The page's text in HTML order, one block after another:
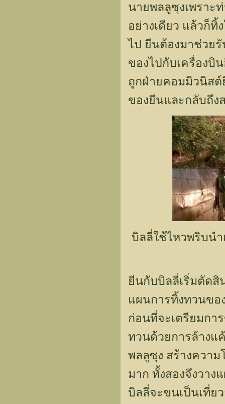
นายพลลูซุงเพราะ
อย่างเดียว แล้วก็
ไป ยีนต้องมาช่วย
ของไปกับเครื่องบิ
ถูกฝ่ายคอมมิวนิสต์
ของยีนและกลับถึ
บิลลี่ใช้ไหวพริบนำ
ยีนกับบิลลี่เริ่มตัดสิ
แผนการทิ้งทวนขอ
ก่อนที่จะเตรียมกา
ทวนด้วยการล้างแ
พลลูซุง สร้างควา
มาก ทั้งสองจึงวาง
บิลลี่จะขนเป็นเที่ย